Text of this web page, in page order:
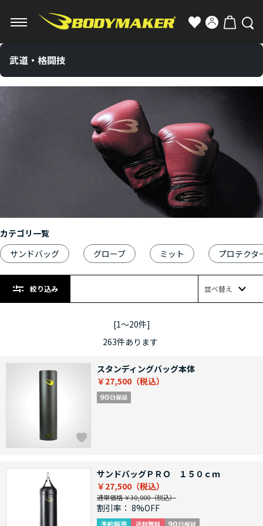
武道・格闘技
カテゴリ一覧
サンドバッグ
グローブ ミット プロテクタ
絞り込み 並べ替え
[1～20件]
263件あります
スタンディングバッグ本体
￥27,500
サンドバッグＰＲＯ １５０ｃｍ
￥27,500
通常価格 ￥30,000
割引率： 8%OFF